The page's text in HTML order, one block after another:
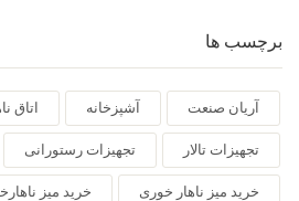
برچسب ها
آریان صنعت آشپزخانه اتاق
تجهیزات تالار تجهیزات رستورانی
خرید میز ناهار خوری خرید میز